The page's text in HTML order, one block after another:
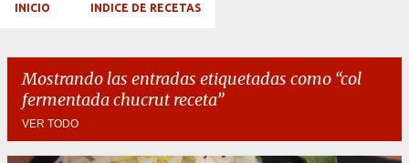
INICIO INDICE DE RECETAS
Mostrando las entradas etiquetadas como col
fermentada chucrut receta
VER TODO